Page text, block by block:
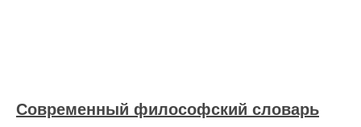
Современный философский словарь